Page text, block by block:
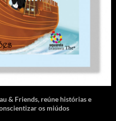
& Friends, reúne histórias e
os miúdos